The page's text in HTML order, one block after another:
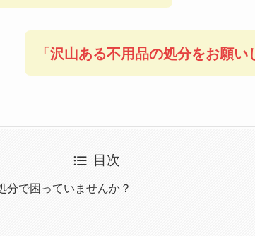
「沢山ある不用品の処分をお願い
目次
分で困っていませんか？